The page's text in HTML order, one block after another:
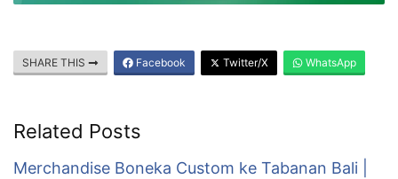
SHARE THIS Facebook Twitter/X WhatsApp
Related Posts
Merchandise Boneka Custom ke Tabanan Bali |